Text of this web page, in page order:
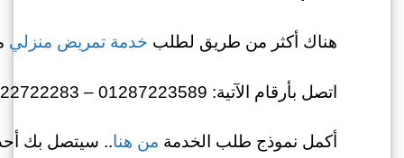
هناك أكثر من طريق لطلب خدمة تمريض منزلي
اتصل بأرقام الآتية: 01287223589 – 01022722283
أكمل نموذج طلب الخدمة من هنا.. سيتصل بك